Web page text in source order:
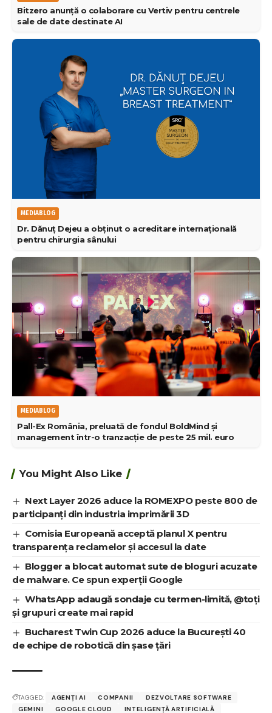
Bitzero anunță o colaborare cu Vertiv pentru centrele
sale de date destinate AI
MEDIABLOG
Dr. Dănuț Dejeu a obținut o acreditare internațională
pentru chirurgia sânului
MEDIABLOG
Pall-Ex România, preluată de fondul BoldMind și
management într-o tranzacție de peste 25 mil. euro
You Might Also Like
Next Layer 2026 aduce la ROMEXPO peste 800 de
participanți din industria imprimării 3D
Comisia Europeană acceptă planul X pentru
transparența reclamelor și accesul la date
Blogger a blocat automat sute de bloguri acuzate
de malware. Ce spun experții Google
WhatsApp adaugă sondaje cu termen-limită, @toți
și grupuri create mai rapid
Bucharest Twin Cup 2026 aduce la București 40
de echipe de robotică din șase țări
TAGGED: AGENȚI AI COMPANII
DEZVOLTARE SOFTWARE
GEMINI
GOOGLE CLOUD INTELIGENȚĂ ARTIFICIALĂ